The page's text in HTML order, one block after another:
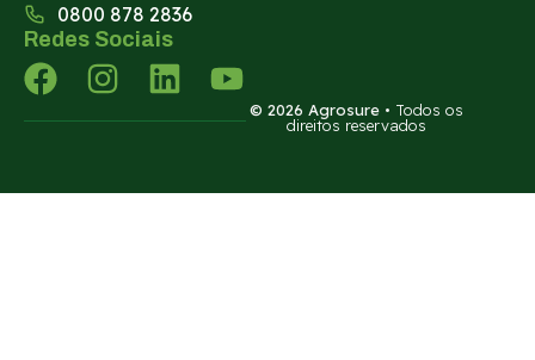
0800 878 2836
Redes Sociais
© 2026 Agrosure • Todos os
direitos reservados